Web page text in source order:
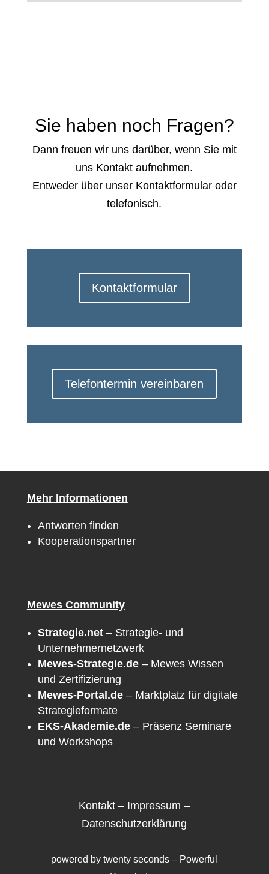
Sie haben noch Fragen?
Dann freuen wir uns darüber, wenn Sie mit
uns Kontakt aufnehmen.
Entweder über unser Kontaktformular oder
telefonisch.
Kontaktformular
Telefontermin vereinbaren
Mehr Informationen
Antworten finden
Kooperationspartner
Mewes Community
Strategie.net– Strategie- und
Unternehmernetzwerk
Mewes-Strategie.de– Mewes Wissen
und Zertifizierung
Mewes-Portal.de– Marktplatz für digitale
Strategieformate
EKS-Akademie.de– Präsenz Seminare
und Workshops
Kontakt – Impressum –
Datenschutzerklärung
powered bytwenty seconds – Powerful